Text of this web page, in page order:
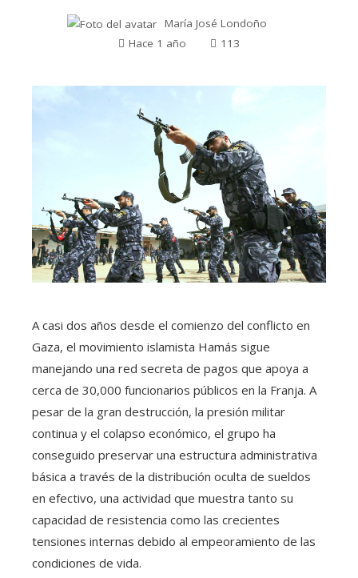
María José Londoño
Hace 1 año
113
A casi dos años desde el comienzo del conflicto en
Gaza, el movimiento islamista Hamás sigue
manejando una red secreta de pagos que apoya a
cerca de 30,000 funcionarios públicos en la Franja. A
pesar de la gran destrucción, la presión militar
continua y el colapso económico, el grupo ha
conseguido preservar una estructura administrativa
básica a través de la distribución oculta de sueldos
en efectivo, una actividad que muestra tanto su
capacidad de resistencia como las crecientes
tensiones internas debido al empeoramiento de las
condiciones de vida.